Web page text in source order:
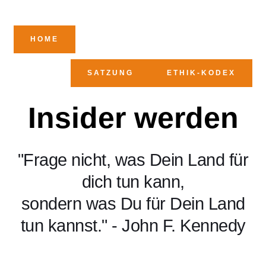
HOME
SATZUNG ETHIK-KODEX
Insider werden
"Frage nicht, was Dein Land für
dich tun kann,
sondern was Du für Dein Land
tun kannst." - John F. Kennedy